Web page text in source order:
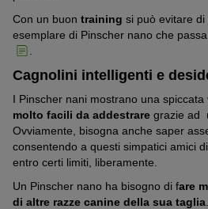
Con un buon training si può evitare
esemplare di Pinscher nano che
Cagnolini intelligenti e
I Pinscher nani mostrano una
molto facili da addestrare grazie ad
Ovviamente, bisogna anche saper
consentendo a questi simpatici amici
entro certi limiti, liberamente.
Un Pinscher nano ha bisogno di fare
di altre razze canine della sua taglia